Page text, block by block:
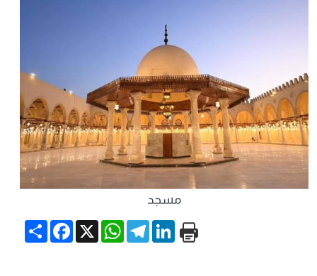
مسجد
Share
Facebook X
WhatsApp
TelegramLinkedIn